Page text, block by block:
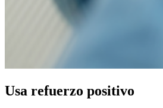
Usa refuerzo positivo